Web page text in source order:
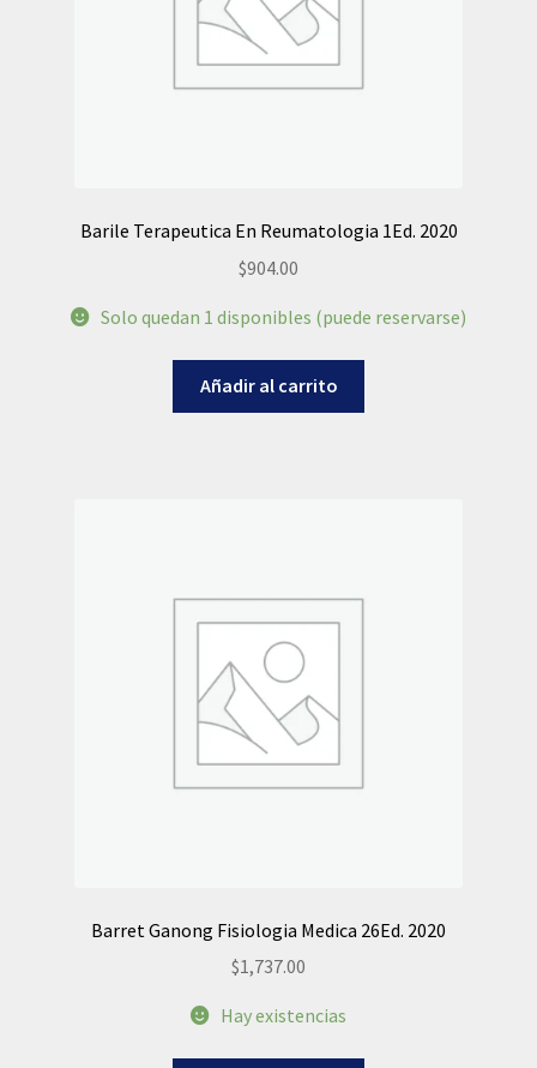
Barile Terapeutica En Reumatologia 1Ed. 2020
$904.00
Solo quedan 1 disponibles (puede reservarse)
Añadir al carrito
Barret Ganong Fisiologia Medica 26Ed. 2020
$1,737.00
Hay existencias